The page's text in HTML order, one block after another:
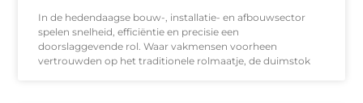
In de hedendaagse bouw-, installatie- en afbouwsector
spelen snelheid, efficiëntie en precisie een
doorslaggevende rol. Waar vakmensen voorheen
vertrouwden op het traditionele rolmaatje, de duimstok